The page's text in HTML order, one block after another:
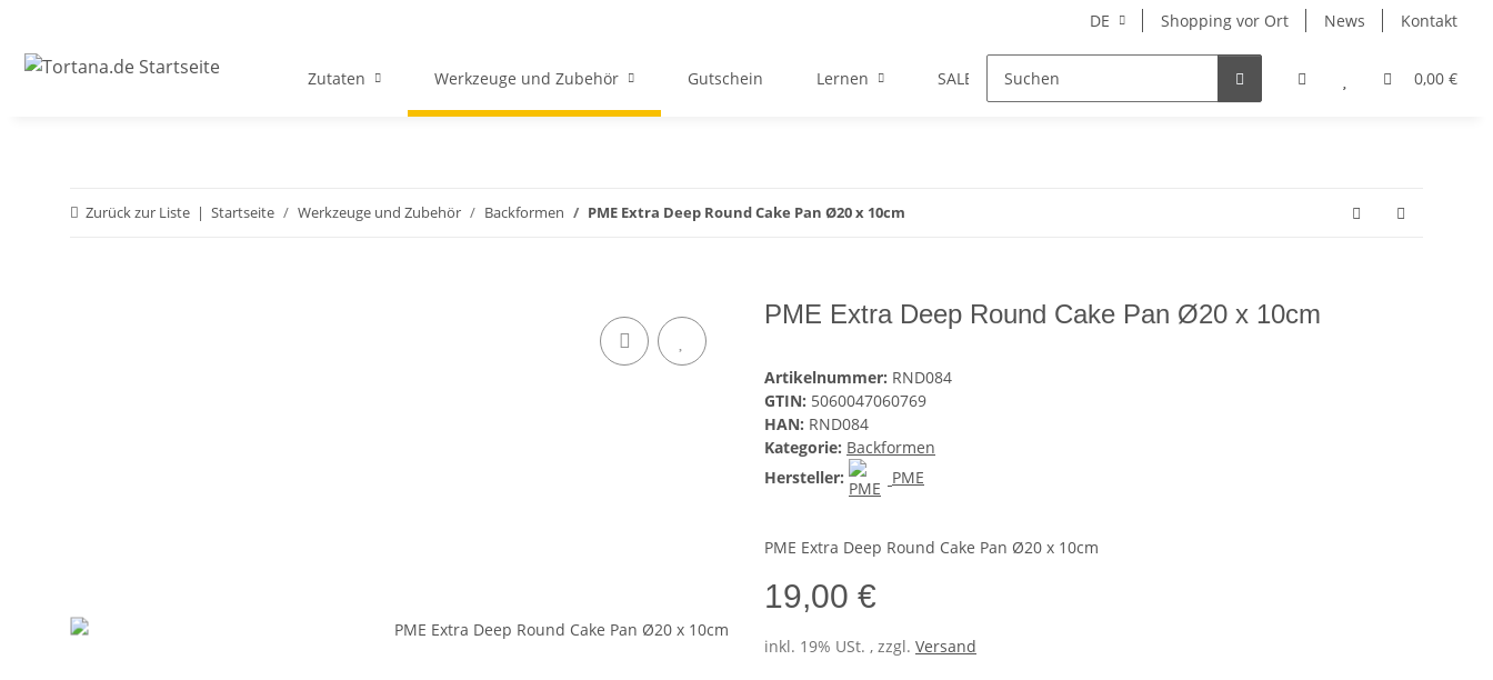
DE Shopping vor Ort News Kontakt
0,00 €
Zutaten Werkzeuge und Zubehör Gutschein Lernen SALE Hersteller
Zurück zur Liste Startseite Werkzeuge und Zubehör Backformen PME Extra Deep Round Cake Pan Ø20 x 10cm
PME Extra Deep Round Cake Pan Ø20 x 10cm
Artikelnummer: RND084
GTIN: 5060047060769
HAN: RND084
Kategorie: Backformen
Hersteller:
PME
PME Extra Deep Round Cake Pan Ø20 x 10cm
19,00 €
inkl. 19% USt. , zzgl. Versand